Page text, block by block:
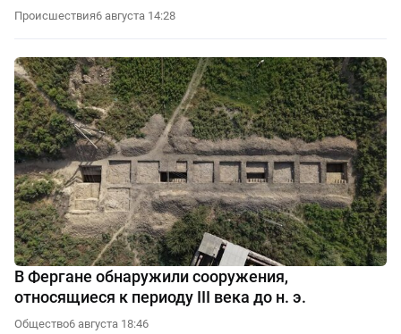
Происшествия6 августа 14:28
В Фергане обнаружили сооружения,
относящиеся к периоду III века до н. э.
Общество6 августа 18:46